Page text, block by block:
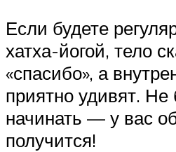
Если будете
хатха-йогой, тело
«спасибо», а
приятно удивят. Не
начинать — у вас
получится!